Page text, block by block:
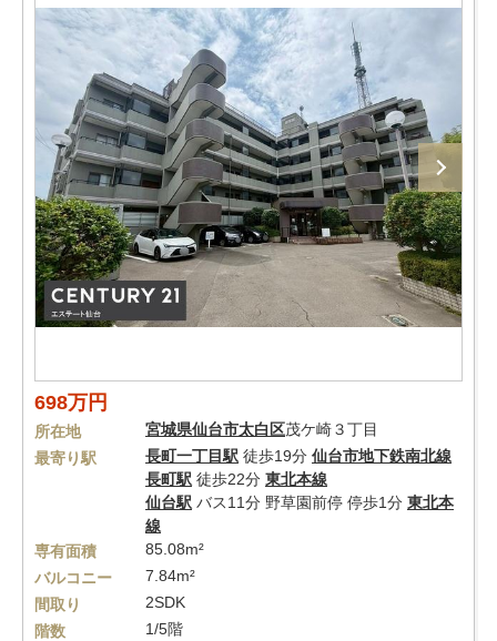
698万円
所在地 宮城県仙台市太白区茂ケ崎３丁目
最寄り駅
長町一丁目駅 徒歩19分 仙台市地下鉄南北線
長町駅 徒歩22分 東北本線
仙台駅 バス11分 野草園前停 停歩1分 東北本
線
専有面積
85.08m²
バルコニー
7.84m²
間取り
2SDK
階数
1/5階